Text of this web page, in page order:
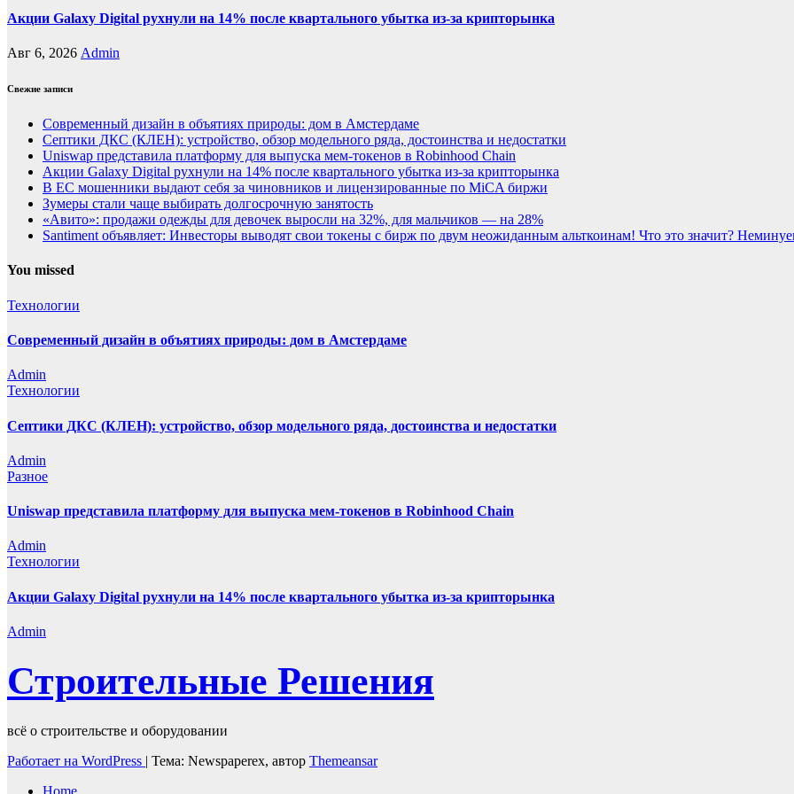
Акции Galaxy Digital рухнули на 14% после квартального убытка из-за крипторынка
Авг 6, 2026 Admin
Свежие записи
Современный дизайн в объятиях природы: дом в Амстердаме
Септики ДКС (КЛЕН): устройство, обзор модельного ряда, достоинства и недостатки
Uniswap представила платформу для выпуска мем-токенов в Robinhood Chain
Акции Galaxy Digital рухнули на 14% после квартального убытка из-за крипторынка
В ЕС мошенники выдают себя за чиновников и лицензированные по MiCA биржи
Зумеры стали чаще выбирать долгосрочную занятость
«Авито»: продажи одежды для девочек выросли на 32%, для мальчиков — на 28%
Santiment объявляет: Инвесторы выводят свои токены с бирж по двум неожиданным альткоинам! Что это значит?
You missed
Технологии
Современный дизайн в объятиях природы: дом в Амстердаме
Admin
Технологии
Септики ДКС (КЛЕН): устройство, обзор модельного ряда, достоинства и недостатки
Admin
Разное
Uniswap представила платформу для выпуска мем-токенов в Robinhood Chain
Admin
Технологии
Акции Galaxy Digital рухнули на 14% после квартального убытка из-за крипторынка
Admin
Строительные Решения
всё о строительстве и оборудовании
Работает на WordPress | Тема: Newspaperex, автор Themeansar
Home